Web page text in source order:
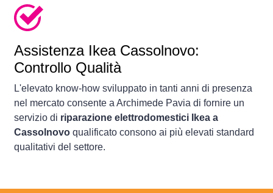
Assistenza Ikea Cassolnovo:
Controllo Qualità
L'elevato know-how sviluppato in tanti anni di presenza
nel mercato consente a Archimede Pavia di fornire un
servizio di riparazione elettrodomestici Ikea a
Cassolnovo qualificato consono ai più elevati standard
qualitativi del settore.